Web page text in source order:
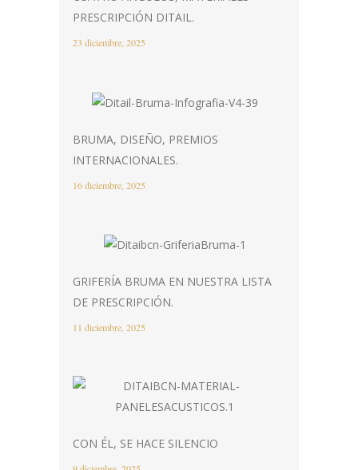
PRESCRIPCIÓN DITAIL.
23 diciembre, 2025
BRUMA, DISEÑO, PREMIOS
INTERNACIONALES.
16 diciembre, 2025
GRIFERÍA BRUMA EN NUESTRA LISTA
DE PRESCRIPCIÓN.
11 diciembre, 2025
CON ÉL, SE HACE SILENCIO